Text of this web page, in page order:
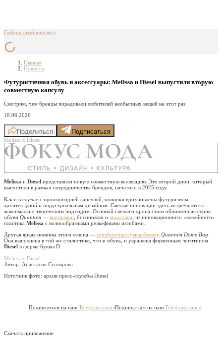
Собери свой вишлист
Главная
Новости
Футуристичная обувь и аксессуары: Melissa и Diesel выпустили вторую
совместную капсулу
Смотрим, чем бренды порадовали любителей необычных вещей на этот раз
18.06.2026
Поделиться Подписаться
Melissa х Diesel
Melissa и Diesel представили новую совместную коллекцию. Это второй дроп, который
выпустили в рамках сотрудничества брендов, начатого в 2025 году.
Как и в случае с прошлогодней капсулой, новинки вдохновлены футуризмом,
архитектурой и индустриальным дизайном. Смелые инновации здесь встречаются с
максимально творческим подходом. Основой свежего дропа стала обновленная серия
обуви Quantum — вьетнамки , босоножки и кроссовки из инновационного «желейного»
пластика Melissa с волнообразными рельефными изгибами.
Другая яркая новинка этого сезона — серебристая сумка-боулер Quantum Dome Bag
Она выполнена в той же стилистике, что и обувь, и украшена фирменным логотипом
Diesel в форме буквы D.
Melissa х Diesel
Автор: Анастасия Столярова
Источник фото: архив пресс-службы Diesel
Подписаться на наш Telegram-каналПодписаться на наш Telegram-канал
Скачать приложение